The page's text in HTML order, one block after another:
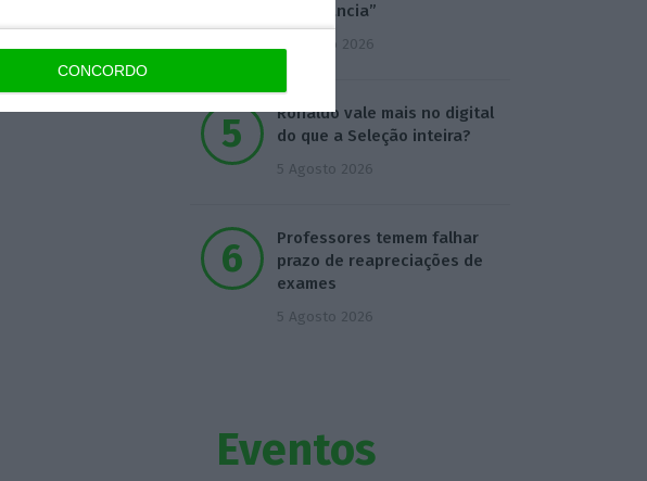
CONCORDO
importância”
4 Agosto 2026
Ronaldo vale mais no digital
do que a Seleção inteira?
5 Agosto 2026
Professores temem falhar
prazo de reapreciações de
exames
5 Agosto 2026
Eventos